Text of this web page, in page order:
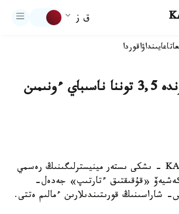
ق ز
تاعايىنداۋاقوردا
ساقشىلار 10 كۇندە 3,5 توننا ناسىباي ءونىمىن
استانا. KAZINFORM - ىشكى ىستەر مينيسترلىگىنىڭ رەسمي
«قۇقىقتىق ءتارتىپ» جەدەل-
شاراسىنىڭ قورىتىندىلارىن ءمالىم ەتتى.